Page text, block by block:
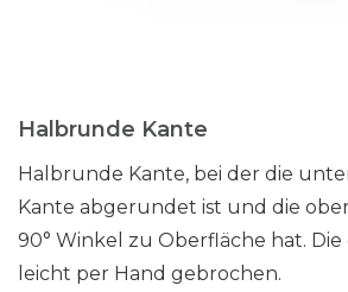
Halbrunde Kante
Halbrunde Kante, bei der die
Kante abgerundet ist und die
90° Winkel zu Oberfläche hat. Die
leicht per Hand gebrochen.